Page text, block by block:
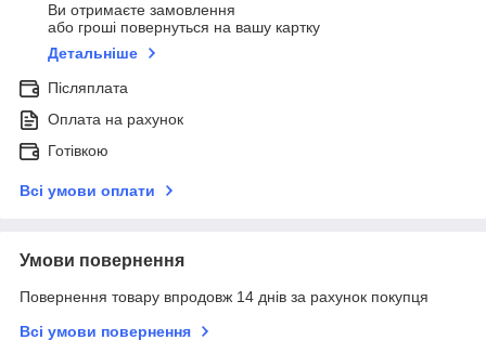
Ви отримаєте замовлення
або гроші повернуться на вашу картку
Детальніше
Післяплата
Оплата на рахунок
Готівкою
Всі умови оплати
Умови повернення
Повернення товару впродовж 14 днів за рахунок покупця
Всі умови повернення